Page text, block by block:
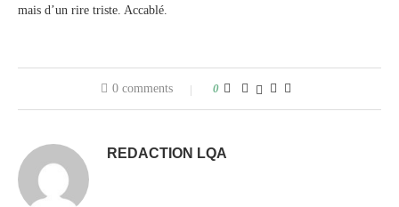
mais d’un rire triste. Accablé.
0 comments 0
REDACTION LQA